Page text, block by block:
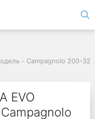
- Campagnolo 200-
EVO